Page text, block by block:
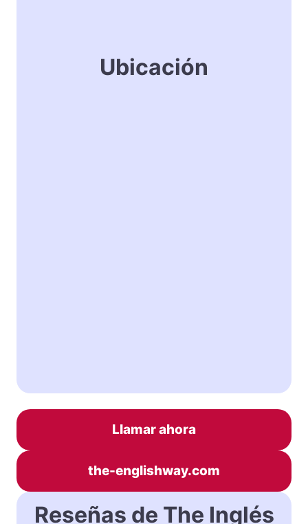
Ubicación
Llamar ahora
the-englishway.com
Reseñas de The Inglés